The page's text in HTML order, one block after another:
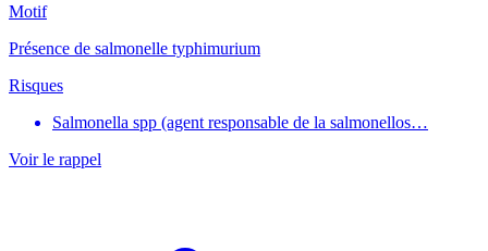
Motif
Présence de salmonelle typhimurium
Risques
Salmonella spp (agent responsable de la salmonellos…
Voir le rappel